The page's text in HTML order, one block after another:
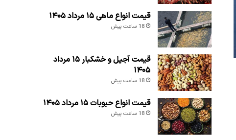
قیمت انواع ماهی ۱۵ مرداد ۱۴۰۵
18 ساعت پیش
قیمت آجیل و خشکبار ۱۵ مرداد
۱۴۰۵
18 ساعت پیش
قیمت انواع حبوبات ۱۵ مرداد ۱۴۰۵
18 ساعت پیش